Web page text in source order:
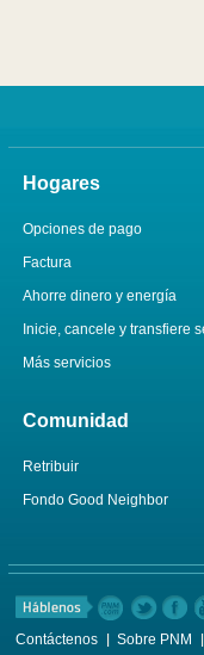
Hogares
Opciones de pago
Factura
Ahorre dinero y energía
Inicie, cancele y transfiere
Más servicios
Comunidad
Retribuir
Fondo Good Neighbor
Contáctenos Sobre PNM